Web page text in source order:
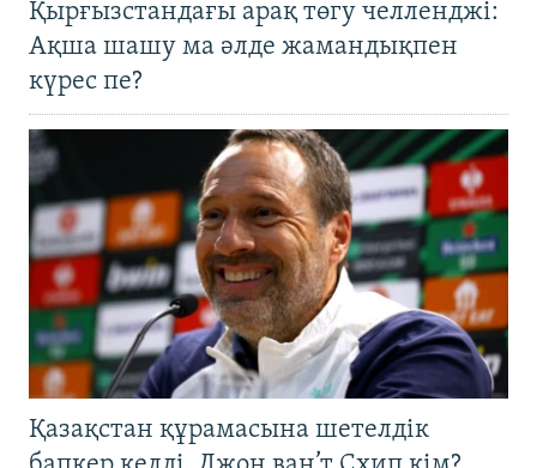
Қырғызстандағы арақ төгу челленджі:
Ақша шашу ма әлде жамандықпен
күрес пе?
Қазақстан құрамасына шетелдік